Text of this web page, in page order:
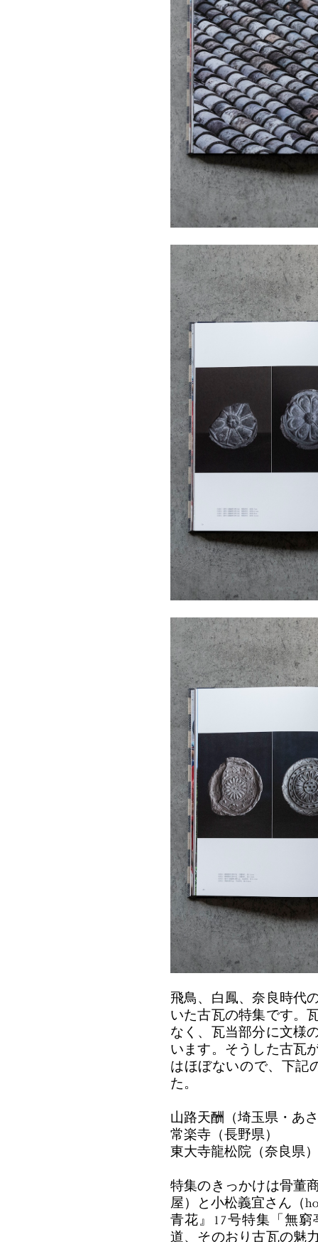
飛鳥、白鳳、奈良時代
いた古瓦の特集です。
なく、瓦当部分に文様
います。そうした古瓦
はほぼないので、下記
た。
山路天酬（埼玉県・あ
常楽寺（長野県）
東大寺龍松院（奈良県）
特集のきっかけは骨董
屋）と小松義宜さん（
青花』17号特集「無
道、そのおり古瓦の魅